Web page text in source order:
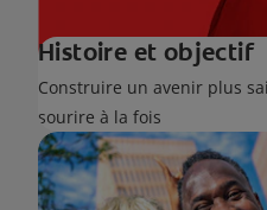
Histoire et objectif
Construire un avenir plus
sourire à la fois